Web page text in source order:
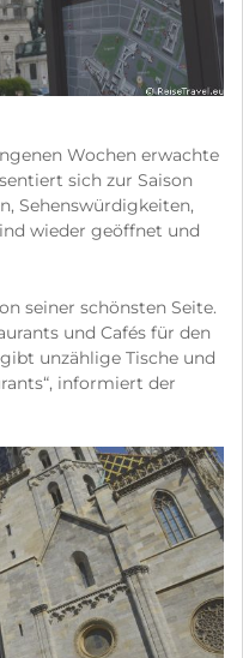
Wochen erwachte
sich zur Saison
Sehenswürdigkeiten,
wieder geöffnet und
seiner schönsten Seite.
und Cafés für den
unzählige Tische und
informiert der